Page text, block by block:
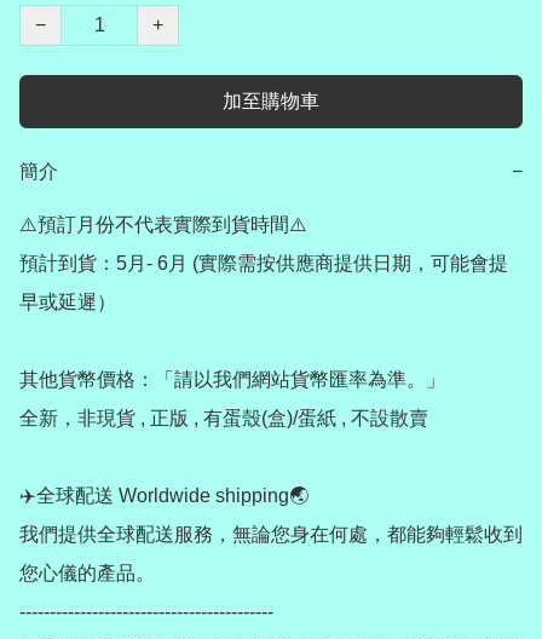
−
+
加至購物車
簡介 −
⚠️預訂月份不代表實際到貨時間⚠️
預計到貨：5月- 6月 (實際需按供應商提供日期，可能會提
早或延遲）
其他貨幣價格：「請以我們網站貨幣匯率為準。」
全新，非現貨 , 正版 , 有蛋殼(盒)/蛋紙 , 不設散賣
✈️全球配送 Worldwide shipping🌏
我們提供全球配送服務，無論您身在何處，都能夠輕鬆收到
您心儀的產品。
------------------------------------------